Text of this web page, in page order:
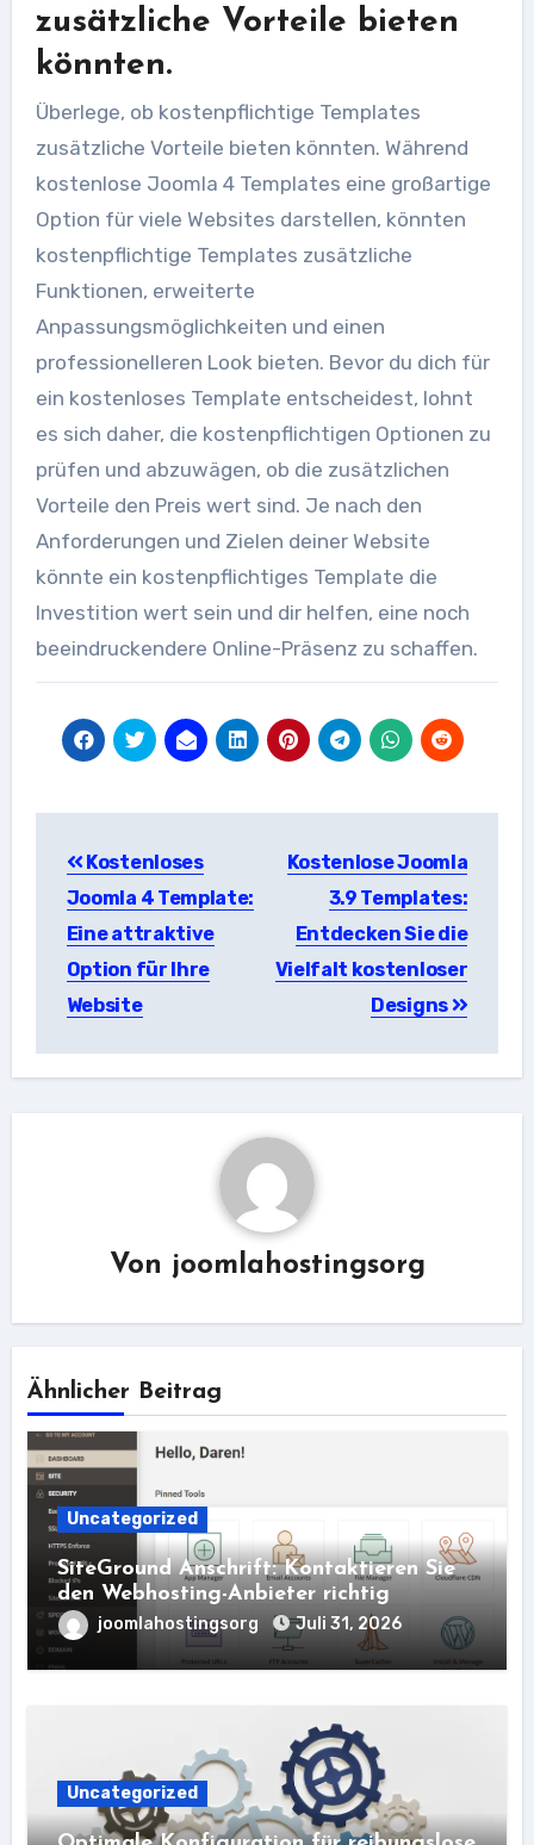
zusätzliche Vorteile bieten
könnten.
Überlege, ob kostenpflichtige Templates
zusätzliche Vorteile bieten könnten. Während
kostenlose Joomla 4 Templates eine großartige
Option für viele Websites darstellen, könnten
kostenpflichtige Templates zusätzliche
Funktionen, erweiterte
Anpassungsmöglichkeiten und einen
professionelleren Look bieten. Bevor du dich für
ein kostenloses Template entscheidest, lohnt
es sich daher, die kostenpflichtigen Optionen zu
prüfen und abzuwägen, ob die zusätzlichen
Vorteile den Preis wert sind. Je nach den
Anforderungen und Zielen deiner Website
könnte ein kostenpflichtiges Template die
Investition wert sein und dir helfen, eine noch
beeindruckendere Online-Präsenz zu schaffen.
Kostenloses
Joomla 4 Template:
Eine attraktive
Option für Ihre
Website
Kostenlose Joomla
3.9 Templates:
Entdecken Sie die
Vielfalt kostenloser
Designs
Von joomlahostingsorg
Ähnlicher Beitrag
Uncategorized
SiteGround Anschrift: Kontaktieren Sie
den Webhosting-Anbieter richtig
joomlahostingsorg Juli 31, 2026
Uncategorized